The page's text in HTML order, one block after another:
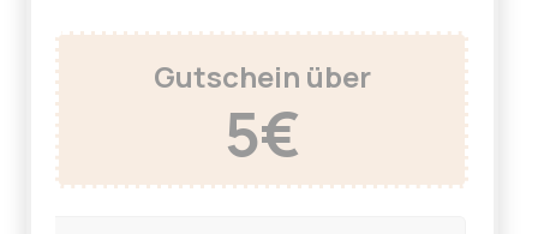
Gutschein über
5€